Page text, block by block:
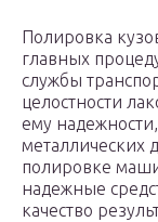
Полировка
главных
службы
целостности
ему
металлических
полировке
надежные
качество